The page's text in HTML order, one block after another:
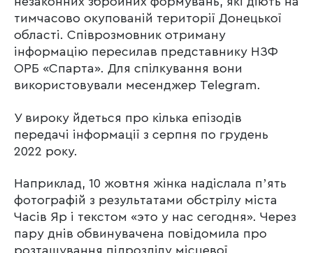
тимчасово окупованій території Донецької
області. Співрозмовник отриману
інформацію пересилав представнику НЗФ
ОРБ «Спарта». Для спілкування вони
використовували месенджер Telegram.
У вироку йдеться про кілька епізодів
передачі інформації з серпня по грудень
2022 року.
Наприклад, 10 жовтня жінка надіслала пʼять
фотографій з результатами обстрілу міста
Часів Яр і текстом «это у нас сегодня». Через
пару днів обвинувачена повідомила про
розташування підрозділу місцевої